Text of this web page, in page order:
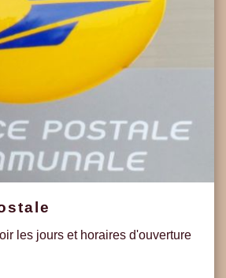
les jours et horaires d'ouverture